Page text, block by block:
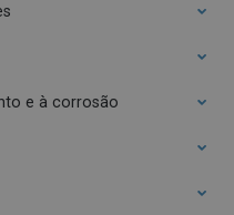
e à corrosão